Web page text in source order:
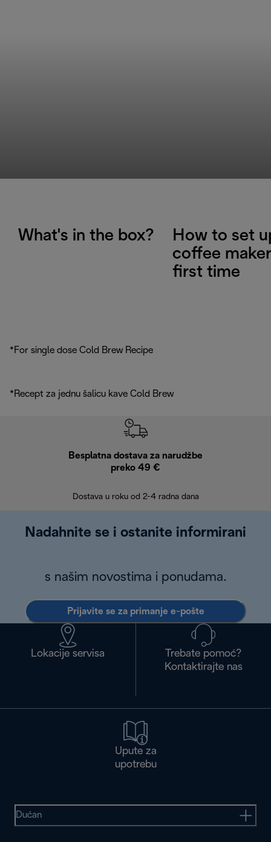
What's in the box?
How to set
coffee
first time
*For single dose Cold Brew Recipe
*Recept za jednu šalicu kave Cold Brew
Besplatna dostava za narudžbe
preko 49 €
Dostava u roku od 2-4 radna dana
Nadahnite se i ostanite informirani
s našim novostima i ponudama.
Prijavite se za primanje e-pošte
Lokacije servisa
Trebate pomoć?
Kontaktirajte nas
Upute za
upotrebu
Dućan